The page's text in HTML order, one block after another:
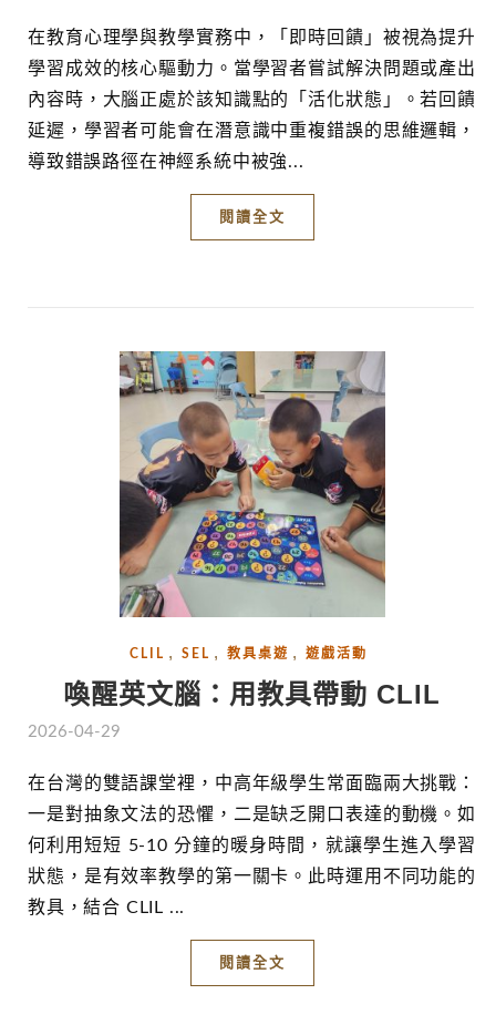
在教育心理學與教學實務中，「即時回饋」被視為提升
學習成效的核心驅動力。當學習者嘗試解決問題或產出
內容時，大腦正處於該知識點的「活化狀態」。若回饋
延遲，學習者可能會在潛意識中重複錯誤的思維邏輯，
導致錯誤路徑在神經系統中被強...
閱讀全文
CLIL , SEL , 教具桌遊 , 遊戲活動
喚醒英文腦：用教具帶動 CLIL
2026-04-29
在台灣的雙語課堂裡，中高年級學生常面臨兩大挑戰：
一是對抽象文法的恐懼，二是缺乏開口表達的動機。如
何利用短短 5-10 分鐘的暖身時間，就讓學生進入學習
狀態，是有效率教學的第一關卡。此時運用不同功能的
教具，結合 CLIL ...
閱讀全文